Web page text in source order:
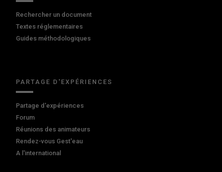
Rechercher un document
Textes réglementaires
Guides méthodologiques
PARTAGE D'EXPÉRIENCES
Partage d'expériences
Forum
Réunions des animateurs
Rendez-vous Gest'eau
A l'international